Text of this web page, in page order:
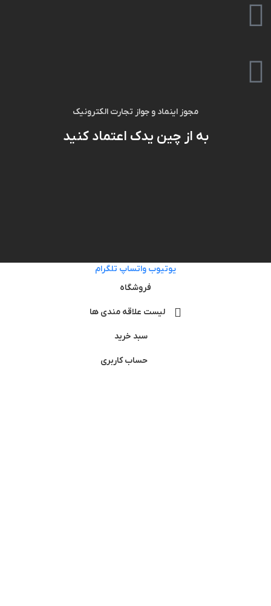
مجوز اینماد و جواز تجارت الکترونیک
به از چین یدک اعتماد کنید
یوتیوب واتساپ تلگرام
فروشگاه
لیست علاقه مندی ها
سبد خرید
حساب کاربری